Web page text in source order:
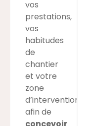
vos
prestations,
vos
habitudes
de
chantier
et votre
zone
d’intervention
afin de
concevoir